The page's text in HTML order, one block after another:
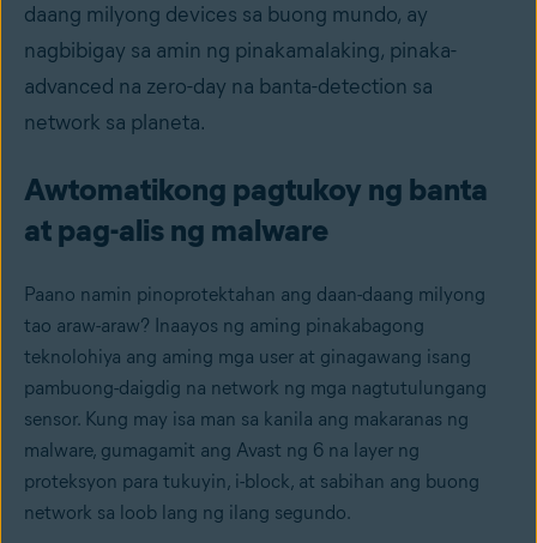
daang milyong devices sa buong mundo, ay
nagbibigay sa amin ng pinakamalaking, pinaka-
advanced na zero-day na banta-detection sa
network sa planeta.
Awtomatikong pagtukoy ng banta
at pag-alis ng malware
Paano namin pinoprotektahan ang daan-daang milyong
tao araw-araw? Inaayos ng aming pinakabagong
teknolohiya ang aming mga user at ginagawang isang
pambuong-daigdig na network ng mga nagtutulungang
sensor. Kung may isa man sa kanila ang makaranas ng
malware, gumagamit ang Avast ng 6 na layer ng
proteksyon para tukuyin, i-block, at sabihan ang buong
network sa loob lang ng ilang segundo.